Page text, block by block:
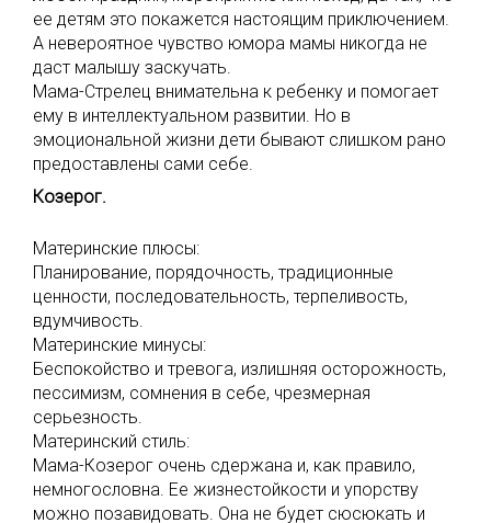
ее детям это покажется настоящим приключением.
А невероятное чувство юмора мамы никогда не
даст малышу заскучать.
Мама-Стрелец внимательна к ребенку и помогает
ему в интеллектуальном развитии. Но в
эмоциональной жизни дети бывают слишком рано
предоставлены сами себе.
Козерог.
Материнские плюсы:
Планирование, порядочность, традиционные
ценности, последовательность, терпеливость,
вдумчивость.
Материнские минусы:
Беспокойство и тревога, излишняя осторожность,
пессимизм, сомнения в себе, чрезмерная
серьезность.
Материнский стиль:
Мама-Козерог очень сдержана и, как правило,
немногословна. Ее жизнестойкости и упорству
можно позавидовать. Она не будет сюсюкать и